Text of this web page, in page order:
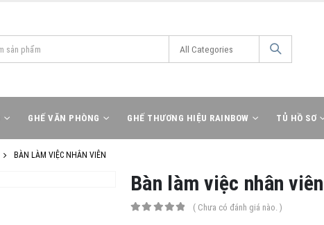
GHẾ VĂN PHÒNG GHẾ THƯƠNG HIỆU RAINBOW TỦ HỒ SƠ
BÀN LÀM VIỆC NHÂN VIÊN
Bàn làm việc nhân viên
( Chưa có đánh giá nào. )